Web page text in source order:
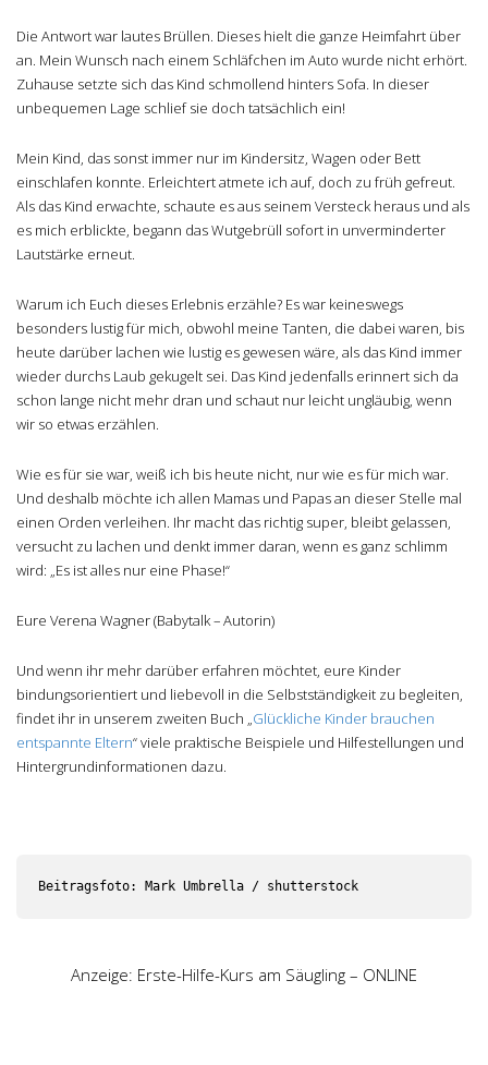
Die Antwort war lautes Brüllen. Dieses hielt die ganze Heimfahrt über
an. Mein Wunsch nach einem Schläfchen im Auto wurde nicht erhört.
Zuhause setzte sich das Kind schmollend hinters Sofa. In dieser
unbequemen Lage schlief sie doch tatsächlich ein!
Mein Kind, das sonst immer nur im Kindersitz, Wagen oder Bett
einschlafen konnte. Erleichtert atmete ich auf, doch zu früh gefreut.
Als das Kind erwachte, schaute es aus seinem Versteck heraus und als
es mich erblickte, begann das Wutgebrüll sofort in unverminderter
Lautstärke erneut.
Warum ich Euch dieses Erlebnis erzähle? Es war keineswegs
besonders lustig für mich, obwohl meine Tanten, die dabei waren, bis
heute darüber lachen wie lustig es gewesen wäre, als das Kind immer
wieder durchs Laub gekugelt sei. Das Kind jedenfalls erinnert sich da
schon lange nicht mehr dran und schaut nur leicht ungläubig, wenn
wir so etwas erzählen.
Wie es für sie war, weiß ich bis heute nicht, nur wie es für mich war.
Und deshalb möchte ich allen Mamas und Papas an dieser Stelle mal
einen Orden verleihen. Ihr macht das richtig super, bleibt gelassen,
versucht zu lachen und denkt immer daran, wenn es ganz schlimm
wird: „Es ist alles nur eine Phase!“
Eure Verena Wagner (Babytalk – Autorin)
Und wenn ihr mehr darüber erfahren möchtet, eure Kinder
bindungsorientiert und liebevoll in die Selbstständigkeit zu begleiten,
findet ihr in unserem zweiten Buch „ Glückliche Kinder brauchen
entspannte Eltern“ viele praktische Beispiele und Hilfestellungen und
Hintergrundinformationen dazu.
Beitragsfoto: Mark Umbrella / shutterstock
Anzeige: Erste-Hilfe-Kurs am Säugling – ONLINE